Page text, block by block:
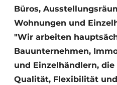
Büros,
Wohnungen und
"Wir arbeiten
Bauunternehmen,
und Einzelhändlern,
Qualität, Flexibilität